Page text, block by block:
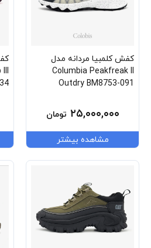
کفش کلمبیا مردانه مدل
Columbia Peakfreak II
Outdry BM8753-091
۲۵,۰۰۰,۰۰۰ تومان
مشاهده بیشتر